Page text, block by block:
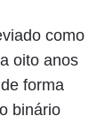
como
oito anos
forma
binário